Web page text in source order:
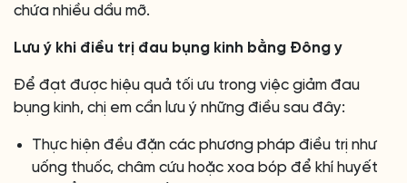
chứa nhiều dầu mỡ.
Lưu ý khi điều trị đau bụng kinh bằng Đông y
Để đạt được hiệu quả tối ưu trong việc giảm đau
bụng kinh, chị em cần lưu ý những điều sau đây:
Thực hiện đều đặn các phương pháp điều trị như
uống thuốc, châm cứu hoặc xoa bóp để khí huyết